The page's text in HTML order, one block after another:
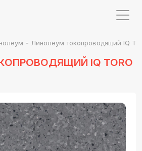
- Линолеум токопроводящий IQ
IQ TORO